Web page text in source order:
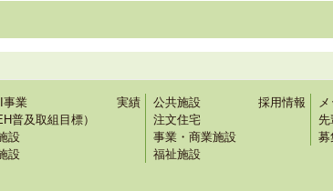
事業
普及取組目標）
設
設
実績
公共施設
注文住宅
事業・商業施設
福祉施設
採用情報
先
募